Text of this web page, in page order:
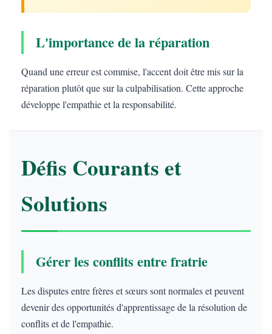
L'importance de la réparation
Quand une erreur est commise, l'accent doit être mis sur la
réparation plutôt que sur la culpabilisation. Cette approche
développe l'empathie et la responsabilité.
Défis Courants et
Solutions
Gérer les conflits entre fratrie
Les disputes entre frères et sœurs sont normales et peuvent
devenir des opportunités d'apprentissage de la résolution de
conflits et de l'empathie.